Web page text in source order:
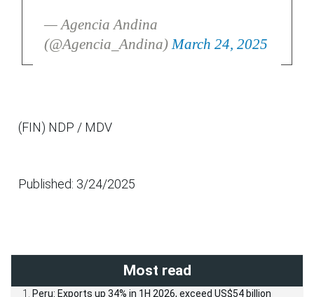
— Agencia Andina
(@Agencia_Andina) March 24, 2025
(FIN) NDP / MDV
Published: 3/24/2025
Most read
Peru: Exports up 34% in 1H 2026, exceed US$54 billion